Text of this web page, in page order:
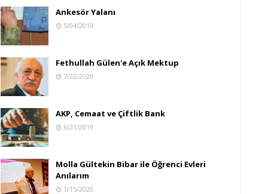
Ankesör Yalanı
5/04/2019
Fethullah Gülen'e Açık Mektup
7/22/2020
AKP, Cemaat ve Çiftlik Bank
6/21/2019
Molla Gültekin Bibar ile Öğrenci Evleri
Anılarım
1/15/2020